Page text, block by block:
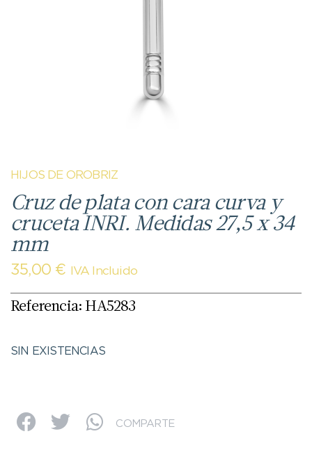
HIJOS DE OROBRIZ
Cruz de plata con cara curva y
cruceta INRI. Medidas 27,5 x 34
mm
35,00 € IVA Incluido
Referencia: HA5283
SIN EXISTENCIAS
COMPARTE